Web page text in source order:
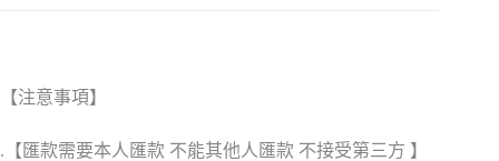
【注意事項】
.【匯款需要本人匯款 不能其他人匯款 不接受第三方 】